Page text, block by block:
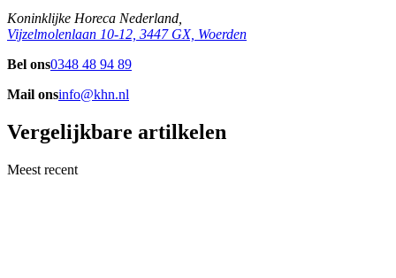
Koninklijke Horeca Nederland,
Vijzelmolenlaan 10-12, 3447 GX, Woerden
Bel ons0348 48 94 89
Mail onsinfo@khn.nl
Vergelijkbare artilkelen
Meest recent